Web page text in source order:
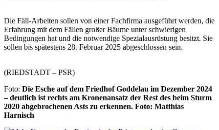
Die Fäll-Arbeiten sollen von einer Fachfirma ausgeführt werden, die
Erfahrung mit dem Fällen großer Bäume unter schwierigen
Bedingungen hat und die notwendige Spezialausrüstung besitzt. Sie
sollen bis spätestens 28. Februar 2025 abgeschlossen sein.
(RIEDSTADT – PSR)
Foto: Die Esche auf dem Friedhof Goddelau im Dezember 2024
– deutlich ist rechts am Kronenansatz der Rest des beim Sturm
2020 abgebrochenen Asts zu erkennen. Foto: Matthias
Harnisch